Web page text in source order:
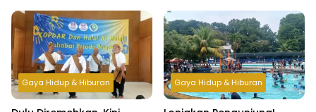
Gaya Hidup & Hiburan Gaya Hidup & Hiburan